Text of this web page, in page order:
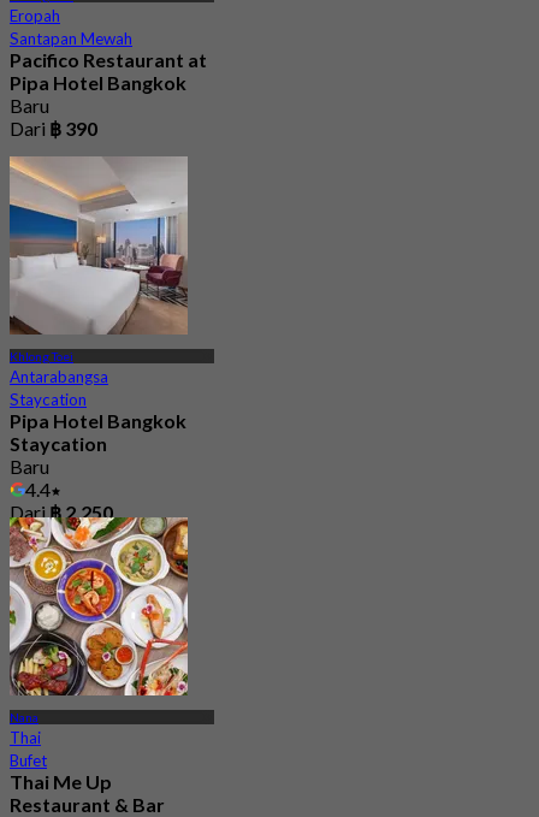
Eropah
Santapan Mewah
Pacifico Restaurant at
Pipa Hotel Bangkok
Baru
Dari ฿ 390
Khlong Toei
Antarabangsa
Staycation
Pipa Hotel Bangkok
Staycation
Baru
4.4
Dari ฿ 2,250
Nana
Thai
Bufet
Thai Me Up
Restaurant & Bar